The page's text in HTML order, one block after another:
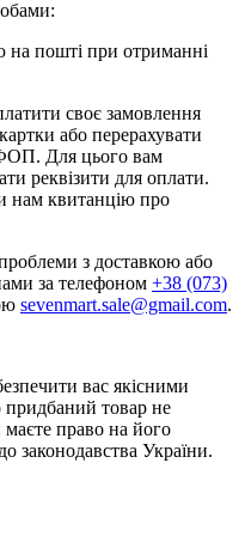
на пошті при отриманні
своє замовлення
або перерахувати
Для цього вам
реквізити для оплати.
нам квитанцію про
з доставкою або
за телефоном +38 (073)
sevenmart.sale@gmail.com.
вас якісними
придбаний товар не
право на його
законодавства України.